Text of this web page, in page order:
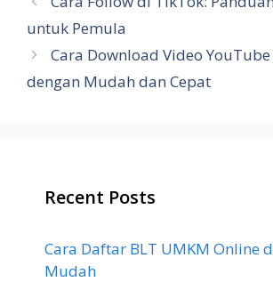
untuk Pemula
Cara Download Video
dengan Mudah dan Cepat
Recent Posts
Cara Daftar BLT UMKM Online
Mudah